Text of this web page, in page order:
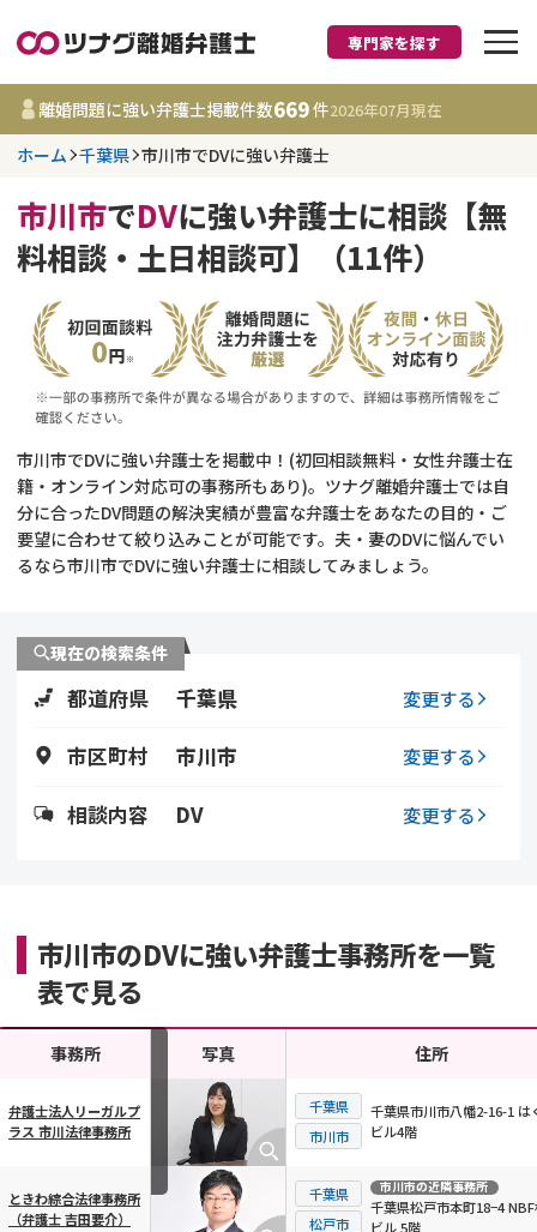
離婚に強い弁護士
事務所 669
件
更新日 : 2026年07月31日
相談内容で探す
離婚前相談
離婚裁判
DV
不貞・不倫慰謝料請求
内縁の夫婦
費用相場
コラム
財産分与
養育費
離婚したくない
その他の男女問題
専門家を探す
離婚問題に強い弁護士掲載件数669件2026年07月現在
ホーム 千葉県 市川市でDVに強い弁護士
市川市でDVに強い弁護士に相談【無
料相談・土日相談可】（11件）
市川市でDVに強い弁護士を掲載中！(初回相談無料・女性弁護士在
籍・オンライン対応可の事務所もあり)。ツナグ離婚弁護士では自
分に合ったDV問題の解決実績が豊富な弁護士をあなたの目的・ご
要望に合わせて絞り込みことが可能です。夫・妻のDVに悩んでい
るなら市川市でDVに強い弁護士に相談してみましょう。
現在の検索条件
都道府県 千葉県 変更する
市区町村 市川市 変更する
相談内容 DV 変更する
市川市のDVに強い弁護士事務所を一覧
表で見る
横スクロール可能
事務所 写真 住所
弁護士法人リーガルプ
ラス 市川法律事務所
千葉県
市川市
千葉県市川市八幡2-16-1 は
ビル4階
ときわ綜合法律事務所
（弁護士 吉田要介）
千葉県
松戸市
市川市の近隣事務所
千葉県松戸市本町18−4
ビル 5階